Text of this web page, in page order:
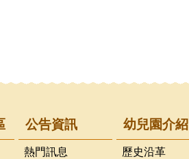
公告資訊
熱門訊息
幼兒園介紹
歷史沿革